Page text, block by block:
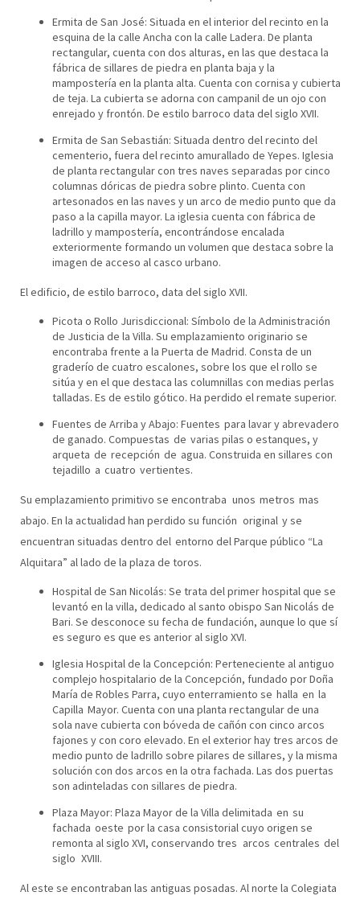
Ermita de San José: Situada en el interior del recinto en la
esquina de la calle Ancha con la calle Ladera. De planta
rectangular, cuenta con dos alturas, en las que destaca la
fábrica de sillares de piedra en planta baja y la
mampostería en la planta alta. Cuenta con cornisa y cubierta
de teja. La cubierta se adorna con campanil de un ojo con
enrejado y frontón. De estilo barroco data del siglo XVII.
Ermita de San Sebastián: Situada dentro del recinto del
cementerio, fuera del recinto amurallado de Yepes. Iglesia
de planta rectangular con tres naves separadas por cinco
columnas dóricas de piedra sobre plinto. Cuenta con
artesonados en las naves y un arco de medio punto que da
paso a la capilla mayor. La iglesia cuenta con fábrica de
ladrillo y mampostería, encontrándose encalada
exteriormente formando un volumen que destaca sobre la
imagen de acceso al casco urbano.
El edificio, de estilo barroco, data del siglo XVII.
Picota o Rollo Jurisdiccional: Símbolo de la Administración
de Justicia de la Villa. Su emplazamiento originario se
encontraba frente a la Puerta de Madrid. Consta de un
graderío de cuatro escalones, sobre los que el rollo se
sitúa y en el que destaca las columnillas con medias perlas
talladas. Es de estilo gótico. Ha perdido el remate superior.
Fuentes de Arriba y Abajo: Fuentes para lavar y abrevadero
de ganado. Compuestas de varias pilas o estanques, y
arqueta de recepción de agua. Construida en sillares con
tejadillo a cuatro vertientes.
Su emplazamiento primitivo se encontraba unos metros mas
abajo. En la actualidad han perdido su función original y se
encuentran situadas dentro del entorno del Parque público “La
Alquitara” al lado de la plaza de toros.
Hospital de San Nicolás: Se trata del primer hospital que se
levantó en la villa, dedicado al santo obispo San Nicolás de
Bari. Se desconoce su fecha de fundación, aunque lo que sí
es seguro es que es anterior al siglo XVI.
Iglesia Hospital de la Concepción: Perteneciente al antiguo
complejo hospitalario de la Concepción, fundado por Doña
María de Robles Parra, cuyo enterramiento se halla en la
Capilla Mayor. Cuenta con una planta rectangular de una
sola nave cubierta con bóveda de cañón con cinco arcos
fajones y con coro elevado. En el exterior hay tres arcos de
medio punto de ladrillo sobre pilares de sillares, y la misma
solución con dos arcos en la otra fachada. Las dos puertas
son adinteladas con sillares de piedra.
Plaza Mayor: Plaza Mayor de la Villa delimitada en su
fachada oeste por la casa consistorial cuyo origen se
remonta al siglo XVI, conservando tres arcos centrales del
siglo XVIII.
Al este se encontraban las antiguas posadas. Al norte la Colegiata